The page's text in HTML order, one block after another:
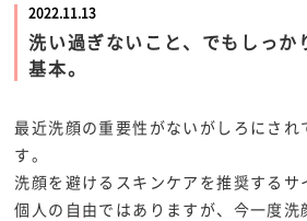
2022.11.13
洗い過ぎないこと、でもしっか
基本。
最近洗顔の重要性がないがしろにされ
す。
洗顔を避けるスキンケアを推奨するサ
個人の自由ではありますが、今一度洗